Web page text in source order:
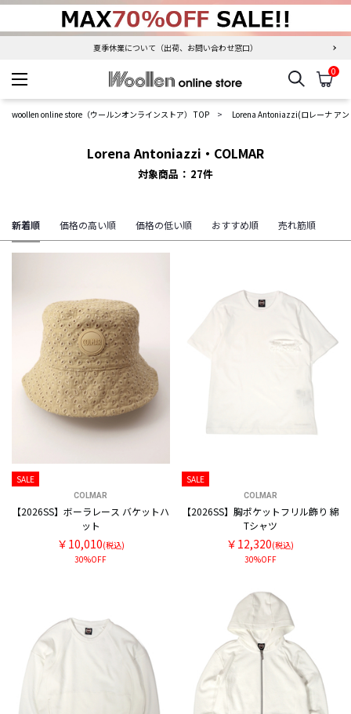
夏季休業について（出荷、お問い合わせ窓口）
woollen online store
検索 カ
0
woollen online store（ウールンオンラインストア） TOP Lorena Antoniazzi(ロレーナ ア
Lorena Antoniazzi・COLMAR
対象商品 27件
新着順 価格の高い順 価格の低い順 おすすめ順 売れ筋順
SALE
COLMAR
【2026SS】ボーラレース バケットハ
ット
￥10,010(税込)
30%OFF
SALE
COLMAR
【2026SS】胸ポケットフリル飾り 綿
Tシャツ
￥12,320(税込)
30%OFF